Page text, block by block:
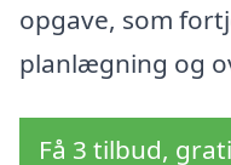
opgave, som
planlægning og
Få 3 tilbud,